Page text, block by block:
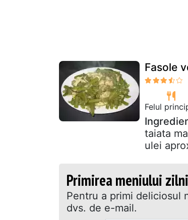
Fasole
Felul
taiata
ulei
Primirea meniului
Pentru a primi deliciosul
dvs. de e-mail.